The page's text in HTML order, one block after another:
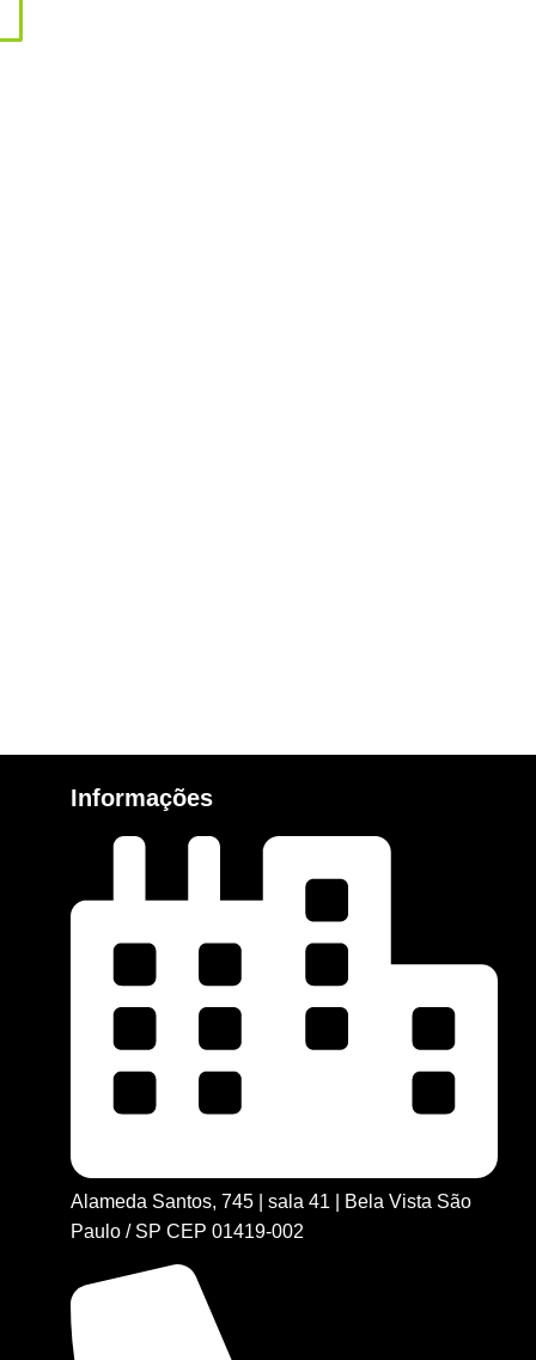
Informações
Alameda Santos, 745 | sala 41 | Bela Vista São
Paulo / SP CEP 01419-002